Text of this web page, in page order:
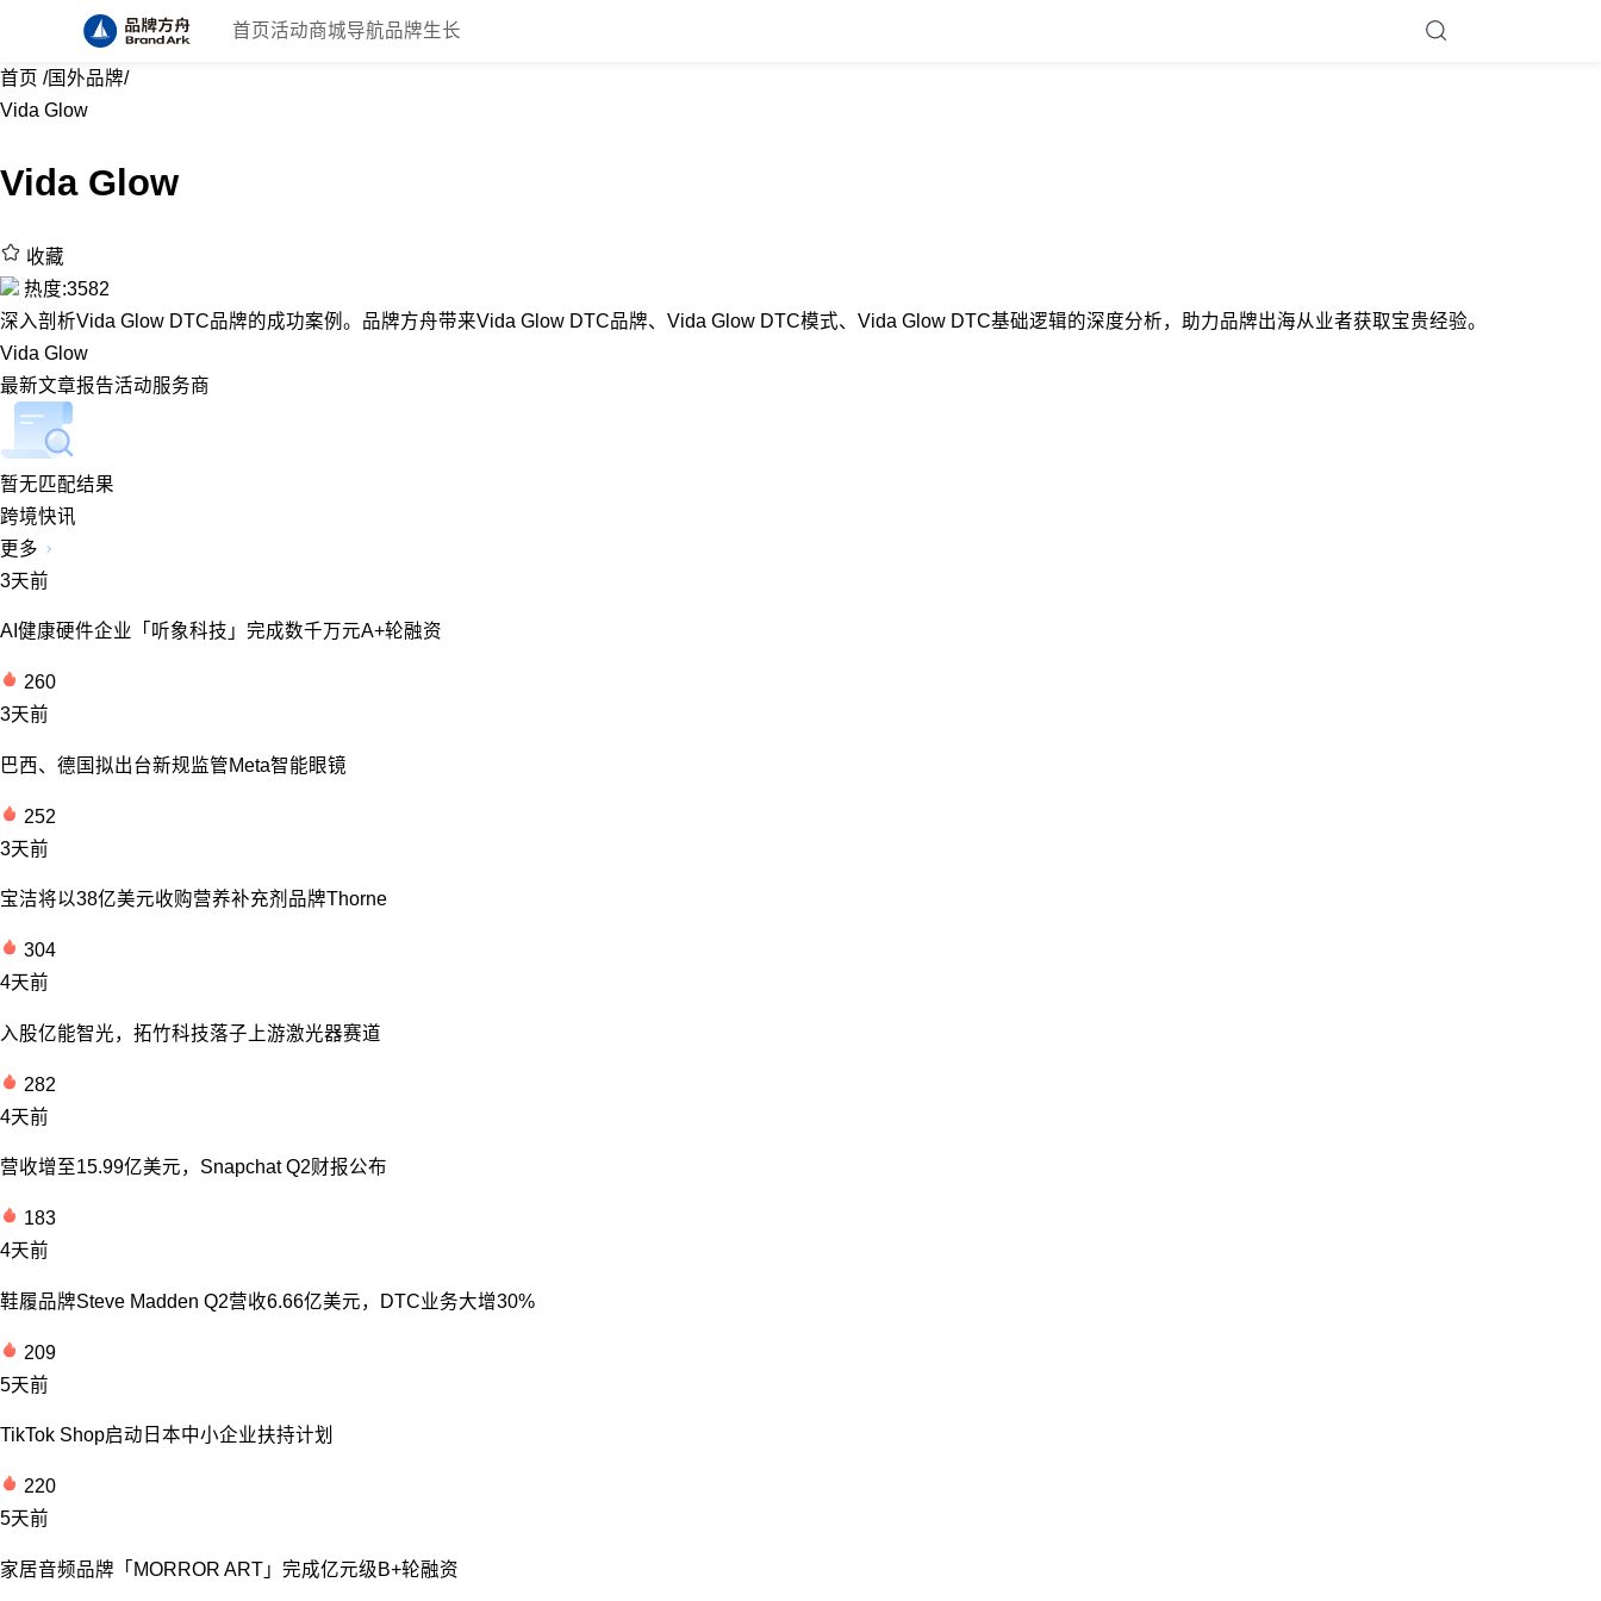
首页 活动商城导航品牌生长
首页 /国外品牌/
Vida Glow
Vida Glow
收藏
热度:3582
深入剖析Vida Glow DTC品牌的成功案例。品牌方舟带来Vida Glow DTC品牌、Vida Glow DTC模式、Vida Glow DTC基础逻辑的深度分析，助力品牌出海从业者获取宝贵经验。
Vida Glow
最新文章报告活动服务商
暂无匹配结果
跨境快讯
更多
3天前
AI健康硬件企业「听象科技」完成数千万元A+轮融资
260
3天前
巴西、德国拟出台新规监管Meta智能眼镜
252
3天前
宝洁将以38亿美元收购营养补充剂品牌Thorne
304
4天前
入股亿能智光，拓竹科技落子上游激光器赛道
282
4天前
营收增至15.99亿美元，Snapchat Q2财报公布
183
4天前
鞋履品牌Steve Madden Q2营收6.66亿美元，DTC业务大增30%
209
5天前
TikTok Shop启动日本中小企业扶持计划
220
5天前
家居音频品牌「MORROR ART」完成亿元级B+轮融资